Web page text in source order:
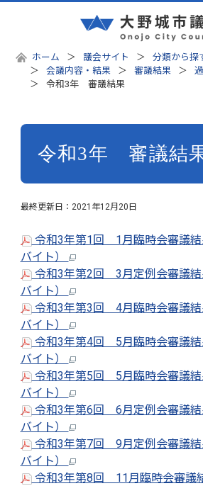
ホーム 議会サイト
分類から探
会議内容・結果
審議結果
令和3年 審議結果
令和3年 審議結
最終更新日： 2021年12月20日
令和3年第1回 1月臨時会審議結
バイト）
令和3年第2回 3月定例会審議結
バイト）
令和3年第3回 4月臨時会審議結
バイト）
令和3年第4回 5月臨時会審議結
バイト）
令和3年第5回 5月臨時会審議結
バイト）
令和3年第6回 6月定例会審議結
バイト）
令和3年第7回 9月定例会審議結
バイト）
令和3年第8回 11月臨時会審議